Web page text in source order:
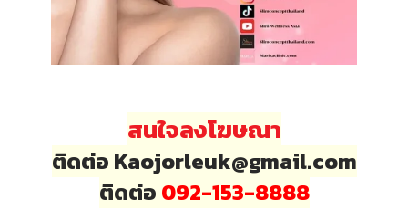
สนใจลงโฆษณา
ติดต่อ Kaojorleuk@gmail.com
ติดต่อ 092-153-8888